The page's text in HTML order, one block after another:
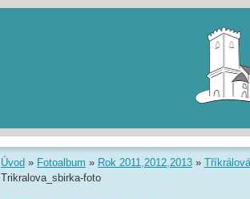
Úvod » Fotoalbum » Rok 2011,2012,2013 »
Trikralova_sbirka-foto